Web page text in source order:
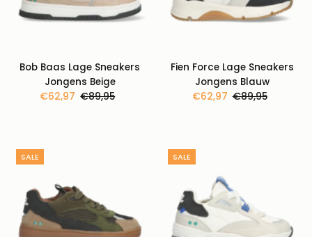
Bob Baas Lage Sneakers
Jongens Beige
Kortingsprijs
€62,97 Normale
€89,95
Fien Force Lage Sneakers
Jongens Blauw
Kortingsprijs
€62,97 Normale
€89,95
SALE SALE